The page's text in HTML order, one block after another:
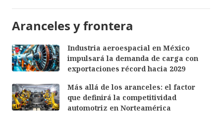
Aranceles y frontera
Industria aeroespacial en México
impulsará la demanda de carga con
exportaciones récord hacia 2029
Más allá de los aranceles: el factor
que definirá la competitividad
automotriz en Norteamérica